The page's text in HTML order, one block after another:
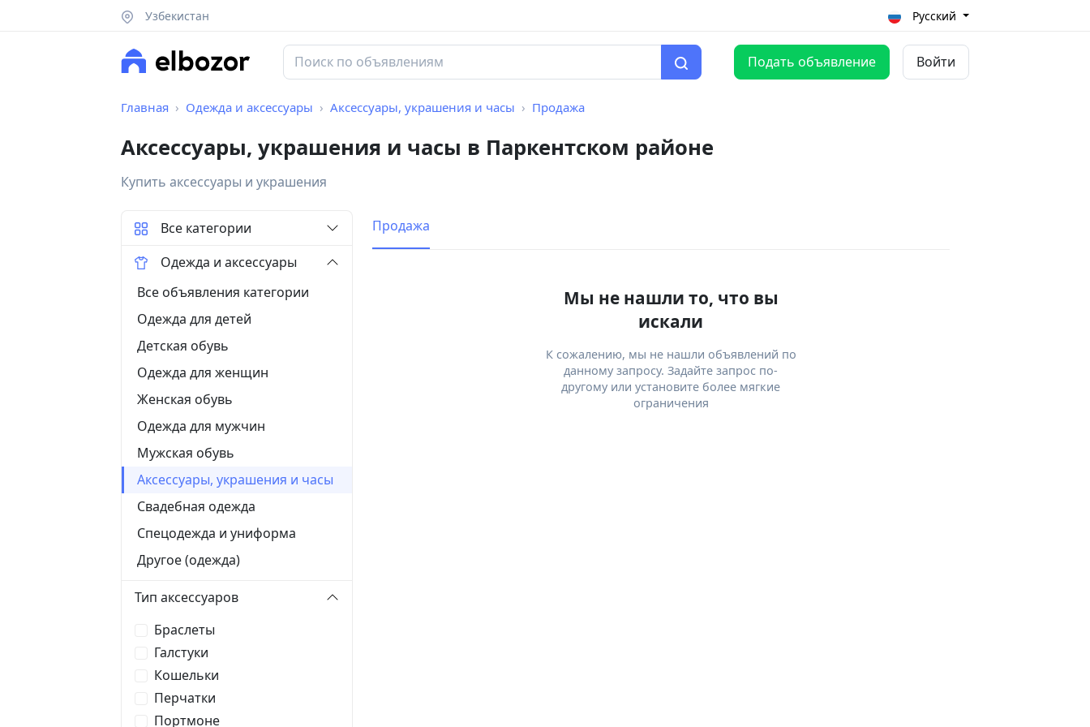
Узбекистан Русский
Подать объявление Войти
Главная Одежда и аксессуары Аксессуары, украшения и часы Продажа
Аксессуары, украшения и часы в Паркентском районе
Купить аксессуары и украшения
Продажа
Мы не нашли то, что вы
искали
К сожалению, мы не нашли объявлений по
данному запросу. Задайте запрос по-
другому или установите более мягкие
ограничения
Все категории
Одежда и аксессуары
Все объявления категории
Одежда для детей
Детская обувь
Одежда для женщин
Женская обувь
Одежда для мужчин
Мужская обувь
Аксессуары, украшения и часы
Свадебная одежда
Спецодежда и униформа
Другое (одежда)
Тип аксессуаров
Браслеты
Галстуки
Кошельки
Перчатки
Портмоне